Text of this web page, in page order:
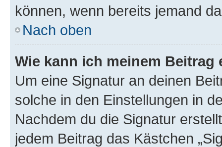
können, wenn bereits jemand
Nach oben
Wie kann ich meinem
Um eine Signatur an deinen
solche in den Einstellungen in
Nachdem du die Signatur
jedem Beitrag das Kästchen